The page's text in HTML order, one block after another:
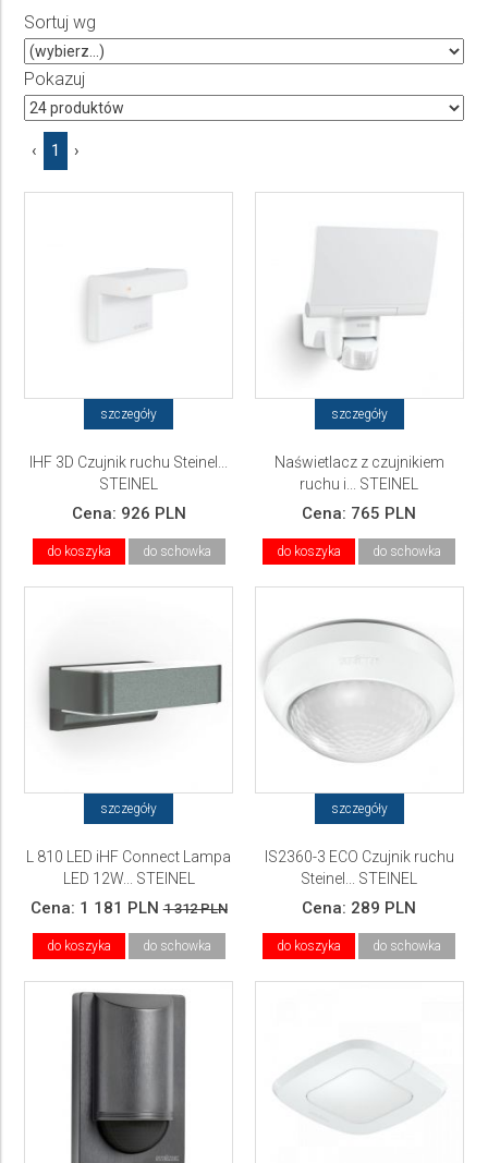
Producent
Wybierz producenta
Cena
Sortuj wg
Pokazuj
‹ 1 ›
szczegóły
IHF 3D Czujnik ruchu Steinel...
STEINEL
Cena: 926 PLN
do koszyka do schowka
szczegóły
Naświetlacz z czujnikiem
ruchu i... STEINEL
Cena: 765 PLN
do koszyka do schowka
szczegóły
L 810 LED iHF Connect Lampa
LED 12W... STEINEL
Cena: 1 181 PLN 1 312 PLN
do koszyka do schowka
szczegóły
IS2360-3 ECO Czujnik ruchu
Steinel... STEINEL
Cena: 289 PLN
do koszyka do schowka